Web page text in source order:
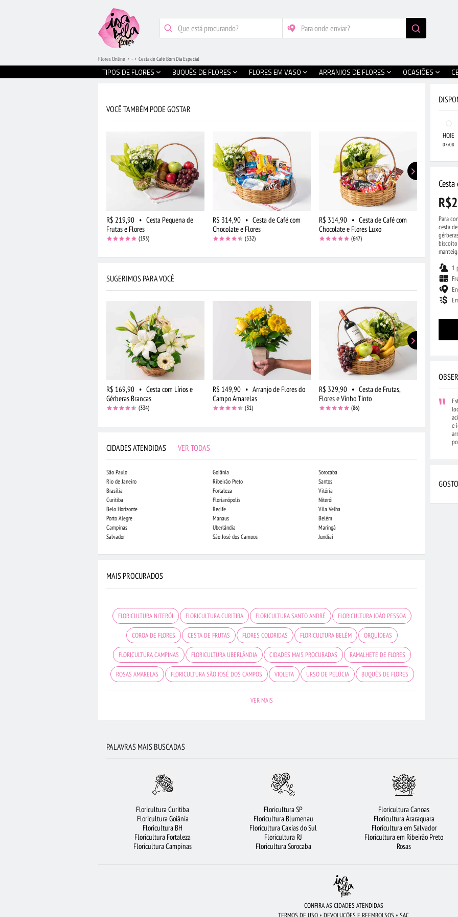
TIPOS DE FLORES BUQUÊS DE FLORES FLORES EM VASO ARRANJOS DE FLORES OCASIÕES
Flores Online - Cesta de Café Bom Dia Especial
VOCÊ TAMBÉM PODE GOSTAR
R$ 219,90 • Cesta Pequena de
Frutas e Flores
(193)
R$ 314,90 • Cesta de Café com
Chocolate e Flores
(532)
R$ 314,90 • Cesta de Café com
Chocolate e Flores Luxo
(647)
R$ 519,90
Frutas,
SUGERIMOS PARA VOCÊ
R$ 169,90 • Cesta com Lírios e
Gérberas Brancas
(334)
R$ 149,90 • Arranjo de Flores do
Campo Amarelas
(31)
R$ 329,90 • Cesta de Frutas,
Flores e Vinho Tinto
(86)
R$ 229,90
Queijo e
CIDADES ATENDIDAS | VER TODAS
São Paulo
Rio de Janeiro
Brasília
Curitiba
Belo Horizonte
Porto Alegre
Campinas
Salvador
Goiânia
Ribeirão Preto
Fortaleza
Florianópolis
Recife
Manaus
Uberlândia
São José dos Campos
Sorocaba
Santos
Vitória
Niterói
Vila Velha
Belém
Maringá
Jundiaí
Indaiatuba
MAIS PROCURADOS
FLORICULTURA NITERÓI FLORICULTURA CURITIBA FLORICULTURA SANTO ANDRÉ FLORICULTURA JOÃO PESSOA
COROA DE FLORES CESTA DE FRUTAS FLORES COLORIDAS FLORICULTURA BELÉM ORQUÍDEAS
FLORICULTURA CAMPINAS FLORICULTURA UBERLÂNDIA CIDADES MAIS PROCURADAS RAMALHETE DE FLORES
ROSAS AMARELAS FLORICULTURA SÃO JOSÉ DOS CAMPOS VIOLETA URSO DE PELÚCIA BUQUÊS DE FLORES
FLORES VERMELHAS
FLORICULTURA PORTO ALEGRE
FLORICULTURA GOIÂNIA FLORICULTURA SALVADOR
FLORICULTURA BRASÍLIA BUQUÊ DE ROSAS VERMELHAS
FLORICULTURA RIBEIRÃO PRETO ROSAS ROSAS BRANCAS
VER MAIS
HOJE
07/08
Para
cesta
biscoito
1
e
PALAVRAS MAIS BUSCADAS
Floricultura Curitiba
Floricultura Goiânia
Floricultura BH
Floricultura Fortaleza
Floricultura Campinas
Floricultura SP
Floricultura Blumenau
Floricultura Caxias do Sul
Floricultura RJ
Floricultura Sorocaba
Floricultura Canoas
Floricultura Araraquara
Floricultura em Salvador
Floricultura em Ribeirão Preto
Rosas
CONFIRA AS CIDADES ATENDIDAS
TERMOS DE USO • DEVOLUÇÕES E REEMBOLSOS • SAC